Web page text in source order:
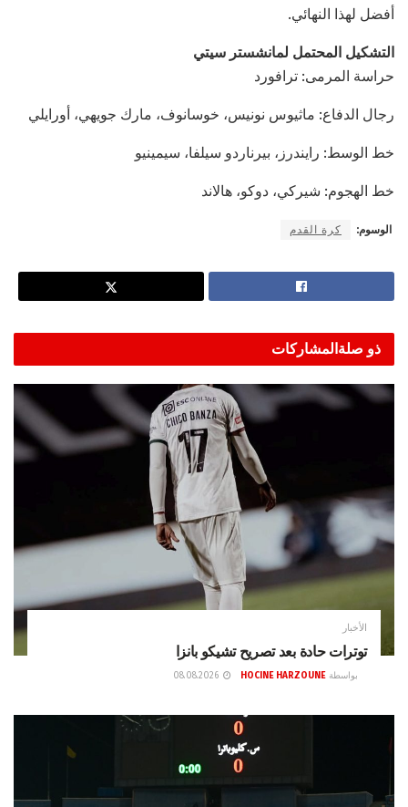
أفضل لهذا النهائي.
التشكيل المحتمل لمانشستر سيتي
حراسة المرمى: ترافورد
رجال الدفاع: ماثيوس نونيس، خوسانوف، مارك جويهي، أورايلي
خط الوسط: رايندرز، بيرناردو سيلفا، سيمينيو
خط الهجوم: شيركي، دوكو، هالاند
الوسوم: كرة القدم
ذو صلةالمشاركات
الأخبار
توترات حادة بعد تصريح تشيكو بانزا
بواسطة HOCINE HARZOUNE